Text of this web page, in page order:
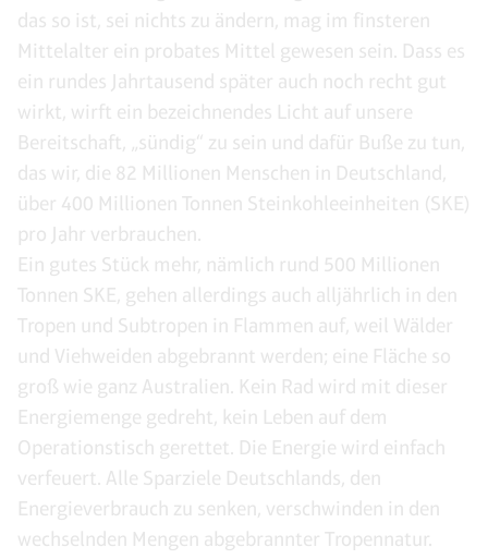
das so ist, sei nichts zu ändern, mag im finsteren
Mittelalter ein probates Mittel gewesen sein. Dass es
ein rundes Jahrtausend später auch noch recht gut
wirkt, wirft ein bezeichnendes Licht auf unsere
Bereitschaft, „sündig“ zu sein und dafür Buße zu tun,
das wir, die 82 Millionen Menschen in Deutschland,
über 400 Millionen Tonnen Steinkohleeinheiten (SKE)
pro Jahr verbrauchen.
Ein gutes Stück mehr, nämlich rund 500 Millionen
Tonnen SKE, gehen allerdings auch alljährlich in den
Tropen und Subtropen in Flammen auf, weil Wälder
und Viehweiden abgebrannt werden; eine Fläche so
groß wie ganz Australien. Kein Rad wird mit dieser
Energiemenge gedreht, kein Leben auf dem
Operationstisch gerettet. Die Energie wird einfach
verfeuert. Alle Sparziele Deutschlands, den
Energieverbrauch zu senken, verschwinden in den
wechselnden Mengen abgebrannter Tropennatur.